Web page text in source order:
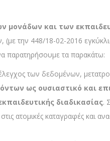
μονάδων και των
(με την 448/18-02-2016
παρατηρήσουμε τα παρακάτω:
των δεδομένων,
ως ουσιαστικό και
διαδικασίας.
ατομικές καταγραφές και